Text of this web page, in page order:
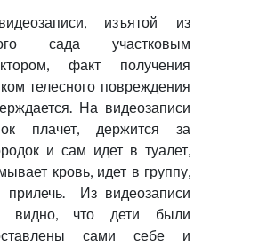
изъятой из
сада участковым
факт получения
телесного повреждения
На видеозаписи
плачет, держится за
и сам идет в туалет,
кровь, идет в группу,
прилечь. Из видеозаписи
видно, что дети были
сами себе и